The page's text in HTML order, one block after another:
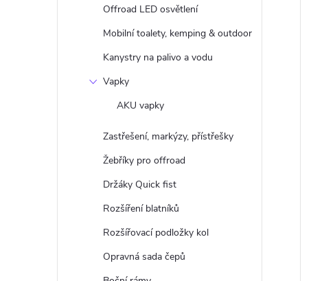
Offroad LED osvětlení
Mobilní toalety, kemping & outdoor
Kanystry na palivo a vodu
Vapky
AKU vapky
Zastřešení, markýzy, přístřešky
Žebříky pro offroad
Držáky Quick fist
Rozšíření blatníků
Rozšířovací podložky kol
Opravná sada čepů